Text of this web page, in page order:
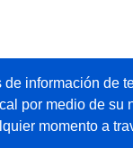
información de
por medio de su
momento a